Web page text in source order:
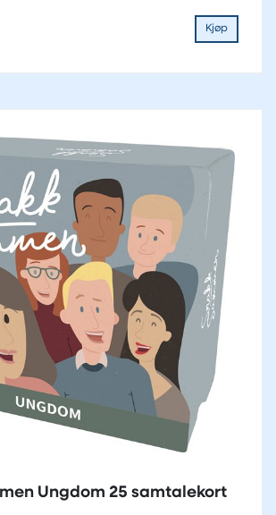
Kjøp
Ungdom 25 samtalekort